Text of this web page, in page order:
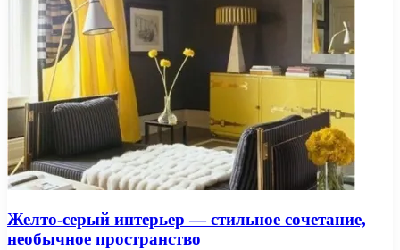
Желто-серый интерьер — стильное сочетание,
необычное пространство